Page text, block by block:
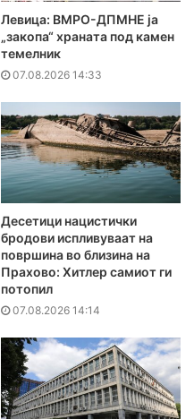
Левица: ВМРО-ДПМНЕ ја
„закопа“ храната под камен
темелник
07.08.2026 14:33
Десетици нацистички
бродови испливуваат на
површина во близина на
Прахово: Хитлер самиот ги
потопил
07.08.2026 14:14